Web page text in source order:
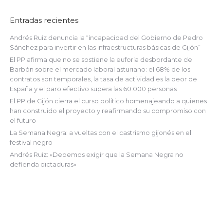
Entradas recientes
Andrés Ruiz denuncia la “incapacidad del Gobierno de Pedro
Sánchez para invertir en las infraestructuras básicas de Gijón”
El PP afirma que no se sostiene la euforia desbordante de
Barbón sobre el mercado laboral asturiano: el 68% de los
contratos son temporales, la tasa de actividad es la peor de
España y el paro efectivo supera las 60.000 personas
El PP de Gijón cierra el curso político homenajeando a quienes
han construido el proyecto y reafirmando su compromiso con
el futuro
La Semana Negra: a vueltas con el castrismo gijonés en el
festival negro
Andrés Ruiz: «Debemos exigir que la Semana Negra no
defienda dictaduras»